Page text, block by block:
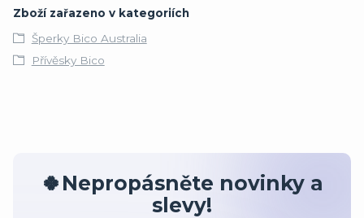
Zboží zařazeno v kategoriích
Šperky Bico Australia
Přívěsky Bico
🍀Nepropásněte novinky a
slevy!